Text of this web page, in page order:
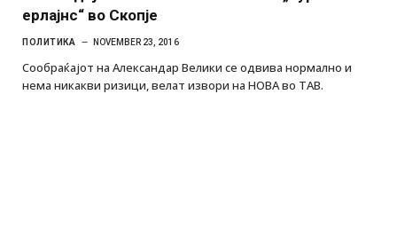
ерлајнс“ во Скопје
ПОЛИТИКА NOVEMBER 23, 2016
Сообраќајот на Александар Велики се одвива нормално и
нема никакви ризици, велат извори на НОВА во ТАВ.